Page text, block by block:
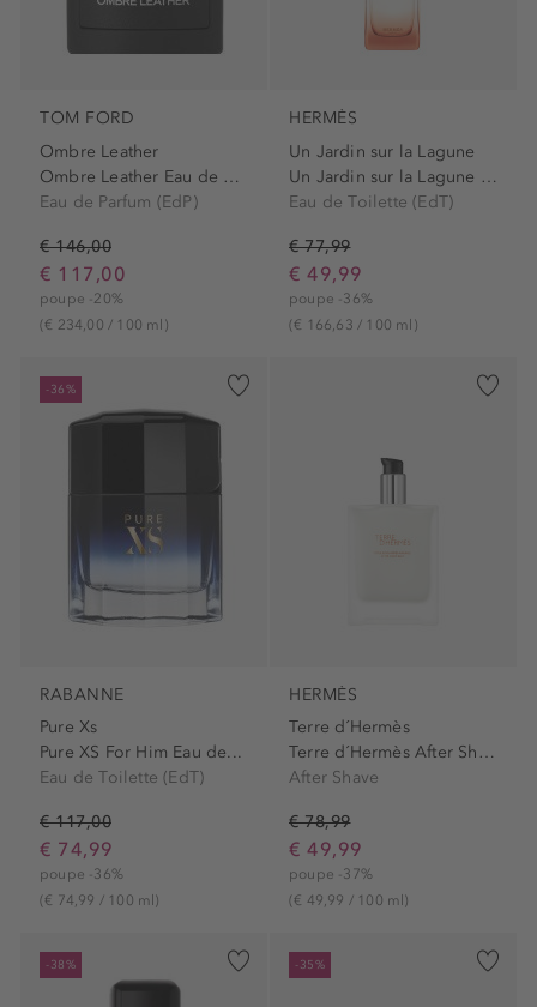
TOM FORD
Ombre Leather
Ombre Leather Eau de Parfum
Eau de Parfum (EdP)
€ 146,00
€ 117,00
poupe -20%
(€ 234,00 / 100 ml)
HERMÈS
Un Jardin sur la Lagune
Un Jardin sur la Lagune Eau...
Eau de Toilette (EdT)
€ 77,99
€ 49,99
poupe -36%
(€ 166,63 / 100 ml)
-36%
RABANNE
Pure Xs
Pure XS For Him Eau de...
Eau de Toilette (EdT)
€ 117,00
€ 74,99
poupe -36%
(€ 74,99 / 100 ml)
HERMÈS
Terre d´Hermès
Terre d´Hermès After Shave...
After Shave
€ 78,99
€ 49,99
poupe -37%
(€ 49,99 / 100 ml)
-38% -35%